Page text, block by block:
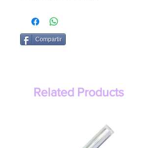
Compartir
Related Products